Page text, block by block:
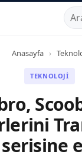
,Beylikdüzü
Anasayfa ›
TEKNOLOJI